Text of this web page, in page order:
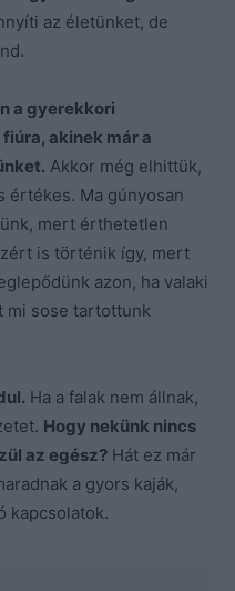
az életünket, de
a gyerekkori
akinek már a
Akkor még elhittük,
értékes. Ma gúnyosan
mert érthetetlen
is történik így, mert
azon, ha valaki
mi sose tartottunk
Ha a falak nem állnak,
Hogy nekünk nincs
az egész? Hát ez már
a gyors kaják,
kapcsolatok.